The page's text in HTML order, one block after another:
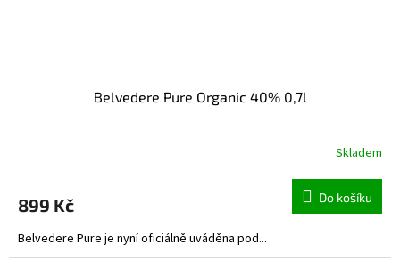
Belvedere Pure Organic 40% 0,7l
Skladem
899 Kč Do košíku
Belvedere Pure je nyní oficiálně uváděna pod...